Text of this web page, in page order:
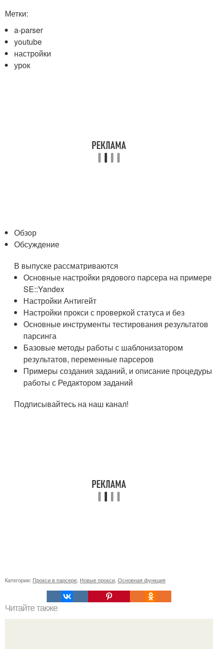
Метки:
a-parser
youtube
настройки
урок
Обзoр
Обсуждение
В выпуске рассматриваются
Основные настройки рядового парсера на примере
SE::Yandex
Настройки Антигейт
Настройки прокси с проверкой статуса и без
Основные инструменты тестирования результатов
парсинга
Базовые методы работы с шаблонизатором
результатов, переменные парсеров
Примеры создания заданий, и описание процедуры
работы с Редактором заданий
Подписывайтесь на наш канал!
Категории: Прокси в парсере Новые прокси Основная функция
Читайте также